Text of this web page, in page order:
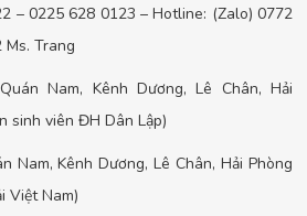
– 0225 628 0123 – Hotline: (Zalo) 0772
Trang
Nam, Kênh Dương, Lê Chân, Hải
sinh viên ĐH Dân Lập)
Nam, Kênh Dương, Lê Chân, Hải Phòng
Việt Nam)